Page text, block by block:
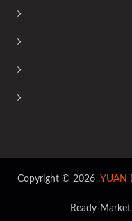
Copyright © 2026 YUAN
Ready-Market